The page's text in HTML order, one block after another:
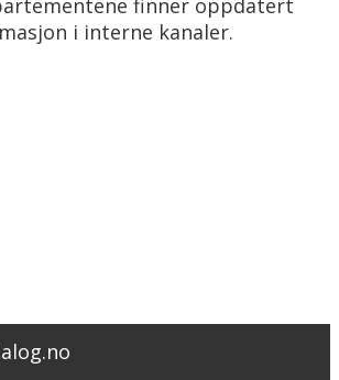
finner oppdatert
i interne kanaler.